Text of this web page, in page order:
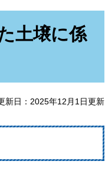
土壌に係
新日：2025年12月1日更新